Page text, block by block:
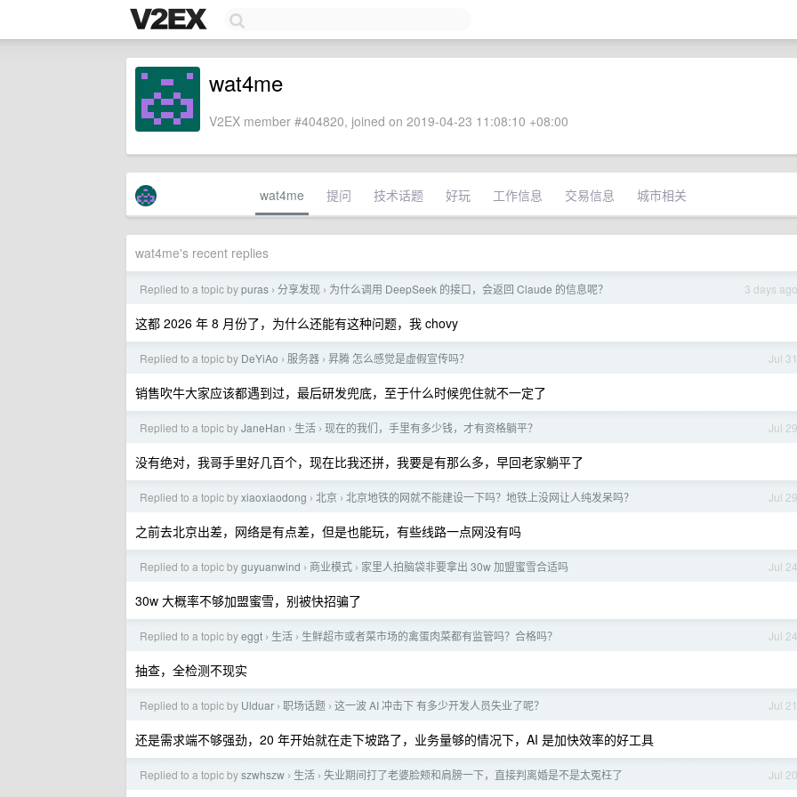
wat4me
V2EX member #404820, joined on 2019-04-23 11:08:10 +08:00
wat4me 提问 技术话题 好玩 工作信息 交易信息 城市相关
wat4me's recent replies
3 days ago
Replied to a topic bypuras › 分享发现 › 为什么调用 DeepSeek 的接口，会返回 Claude 的信息呢？
这都 2026 年 8 月份了，为什么还能有这种问题，我 chovy
Jul 31
Replied to a topic by DeYiAo › 服务器 › 昇腾 怎么感觉是虚假宣传吗？
销售吹牛大家应该都遇到过，最后研发兜底，至于什么时候兜住就不一定了
Jul 29
Replied to a topic byJaneHan › 生活 › 现在的我们，手里有多少钱，才有资格躺平？
没有绝对，我哥手里好几百个，现在比我还拼，我要是有那么多，早回老家躺平了
Jul 29
Replied to a topic byxiaoxiaodong › 北京 › 北京地铁的网就不能建设一下吗？地铁上没网让人纯发呆吗？
之前去北京出差，网络是有点差，但是也能玩，有些线路一点网没有吗
Jul 24
Replied to a topic byguyuanwind › 商业模式 › 家里人拍脑袋非要拿出 30w 加盟蜜雪合适吗
30w 大概率不够加盟蜜雪，别被快招骗了
Jul 24
Replied to a topic byeggt › 生活 › 生鲜超市或者菜市场的禽蛋肉菜都有监管吗？合格吗？
抽查，全检测不现实
Jul 21
Replied to a topic by Ulduar › 职场话题 › 这一波 AI 冲击下 有多少开发人员失业了呢？
还是需求端不够强劲，20 年开始就在走下坡路了，业务量够的情况下，AI 是加快效率的好工具
Jul 20
Replied to a topic byszwhszw › 生活 › 失业期间打了老婆脸颊和肩膀一下，直接判离婚是不是太冤枉了